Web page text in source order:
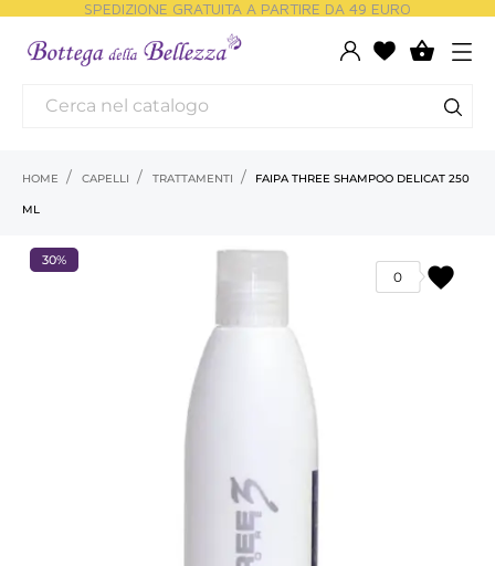
SPEDIZIONE GRATUITA A PARTIRE DA 49 EURO

HOME CAPELLI TRATTAMENTI FAIPA THREE SHAMPOO DELICAT 250
ML
favorite
0
30%